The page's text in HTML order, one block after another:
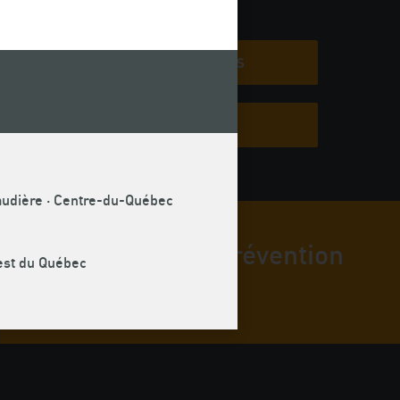
COMMUNIQUÉS
Mutuelles de prévention
· Centre-du-Québec
du Québec